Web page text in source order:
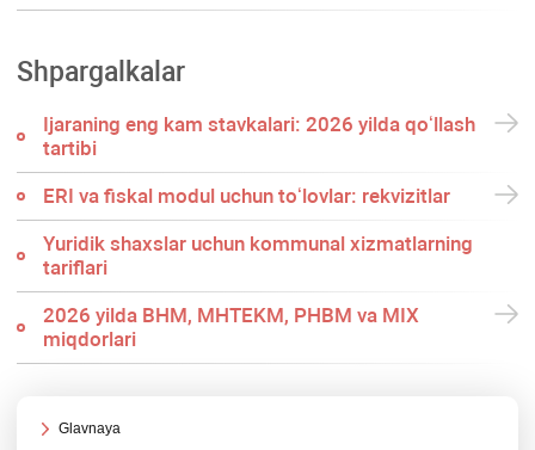
Shpargalkalar
Ijaraning eng kam stavkalari: 2026 yilda qoʻllash
tartibi
ERI va fiskal modul uchun toʻlovlar: rekvizitlar
Yuridik shaхslar uchun kommunal хizmatlarning
tariflari
2026 yilda BHM, MHTEKM, PHBM va MIX
miqdorlari
Glavnaya